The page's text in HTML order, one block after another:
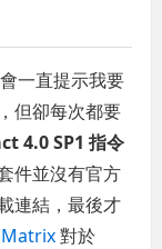
一直提示我要
但卻每次都要
4.0 SP1 指令
件並沒有官方
連結，最後才
對於